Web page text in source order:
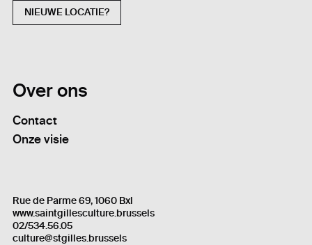
NIEUWE LOCATIE?
Over ons
Contact
Onze visie
Rue de Parme 69, 1060 Bxl
www.saintgillesculture.brussels
02/534.56.05
culture@stgilles.brussels